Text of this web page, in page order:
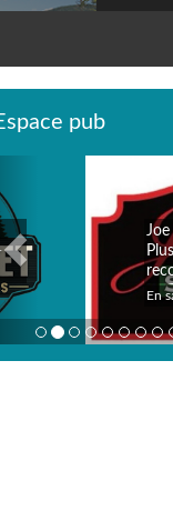
pub
Joe Smoked
Plus, et je vous
recommande
En savoir plus >